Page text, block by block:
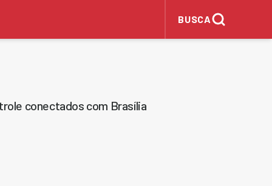
BUSCA
conectados com Brasília